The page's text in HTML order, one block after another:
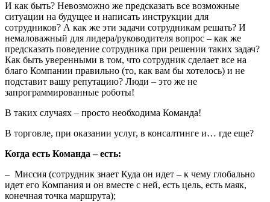
И как быть? Невозможно же предсказать все возможные
ситуации на будущее и написать инструкции для
сотрудников? А как же эти задачи сотрудникам решать? И
немаловажный для лидера/руководителя вопрос – как же
предсказать поведение сотрудника при решении таких задач?
Как быть уверенными в том, что сотрудник сделает все на
благо Компании правильно (то, как вам бы хотелось) и не
подставит вашу репутацию? Люди – это же не
запрограммированные роботы!
В таких случаях – просто необходима Команда!
В торговле, при оказании услуг, в консалтинге и… где еще?
Когда есть Команда – есть:
– Миссия (сотрудник знает Куда он идет – к чему глобально
идет его Компания и он вместе с ней, есть цель, есть маяк,
конечная точка маршрута);